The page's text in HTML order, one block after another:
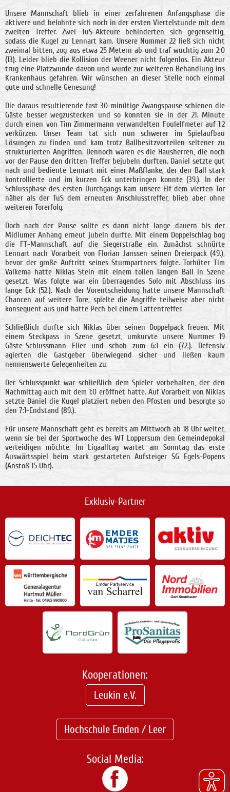
Unsere Mannschaft blieb in einer zerfahrenen Anfangsphase die
aktivere und belohnte sich noch in der ersten Viertelstunde mit dem
zweiten Treffer. Zwei TuS-Akteure behinderten sich gegenseitig,
sodass die Kugel zu Lennart kam. Unsere Nummer 22 ließ sich nicht
zweimal bitten, zog aus etwa 25 Metern ab und traf wuchtig zum 2:0
(13). Leider blieb die Kollision der Weener nicht folgenlos. Ein Akteur
trug eine Platzwunde davon und wurde zur weiteren Behandlung ins
Krankenhaus gefahren. Wir wünschen an dieser Stelle noch einmal
gute und schnelle Genesung!
Die daraus resultierende fast 30-minütige Zwangspause schienen die
Gäste besser wegzustecken und so konnten sie in der 21. Minute
durch einen von Tim Zimmermann verwandelten Foulelfmeter auf 1:2
verkürzen. Unser Team tat sich nun schwerer im Spielaufbau
Lösungen zu finden und kam trotz Ballbesitzvorteilen seltener zu
strukturierten Angriffen. Dennoch waren es die Hausherren, die noch
vor der Pause den dritten Treffer bejubeln durften. Daniel setzte gut
nach und bediente Lennart mit einer Maßflanke, der den Ball stark
kontrollierte und im kurzen Eck unterbringen konnte (39.). In der
Schlussphase des ersten Durchgangs kam unsere Elf dem vierten Tor
näher als der TuS dem erneuten Anschlusstreffer, blieb aber ohne
weiteren Torerfolg.
Doch nach der Pause sollte es dann nicht lange dauern bis der
Midlumer Anhang erneut jubeln durfte. Mit einem Doppelschlag bog
die FT-Mannschaft auf die Siegerstraße ein. Zunächst schnürte
Lennart nach Vorarbeit von Florian Janssen seinen Dreierpack (49.),
bevor der große Auftritt seines Sturmpartners folgte. Torhüter Tim
Valkema hatte Niklas Stein mit einem tollen langen Ball in Szene
gesetzt. Was folgte war ein überragendes Solo mit Abschluss ins
lange Eck (52.). Nach der Vorentscheidung hatte unsere Mannschaft
Chancen auf weitere Tore, spielte die Angriffe teilweise aber nicht
konsequent aus und hatte Pech bei einem Lattentreffer.
Schließlich durfte sich Niklas über seinen Doppelpack freuen. Mit
einem Steckpass in Szene gesetzt, umkurvte unsere Nummer 19
Gäste-Schlussmann Flier und schob zum 6:1 ein (72.). Defensiv
agierten die Gastgeber überwiegend sicher und ließen kaum
nennenswerte Gelegenheiten zu.
Der Schlusspunkt war schließlich dem Spieler vorbehalten, der den
Nachmittag auch mit dem 1:0 eröffnet hatte. Auf Vorarbeit von Niklas
setzte Daniel die Kugel platziert neben den Pfosten und besorgte so
den 7:1-Endstand (89.).
Für unsere Mannschaft geht es bereits am Mittwoch ab 18 Uhr weiter,
wenn sie bei der Sportwoche des WT Loppersum den Gemeindepokal
verteidigen möchte. Im Ligaalltag wartet am Sonntag das erste
Auswärtsspiel beim stark gestarteten Aufsteiger SG Egels-Popens
(Anstoß 15 Uhr).
Exklusiv-Partner
Kooperationen:
Leukin e.V.
Hochschule Emden / Leer
Social Media: